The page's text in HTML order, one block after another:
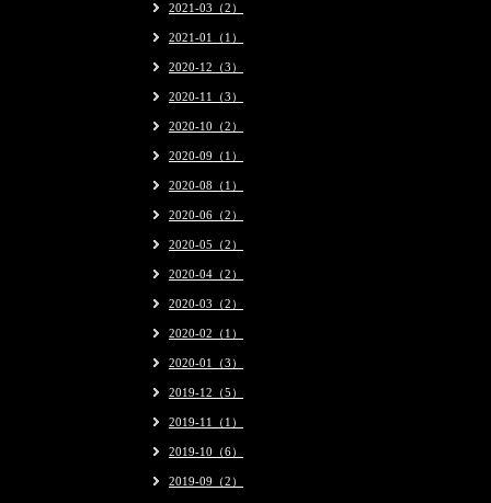
2021-03（2）
2021-01（1）
2020-12（3）
2020-11（3）
2020-10（2）
2020-09（1）
2020-08（1）
2020-06（2）
2020-05（2）
2020-04（2）
2020-03（2）
2020-02（1）
2020-01（3）
2019-12（5）
2019-11（1）
2019-10（6）
2019-09（2）